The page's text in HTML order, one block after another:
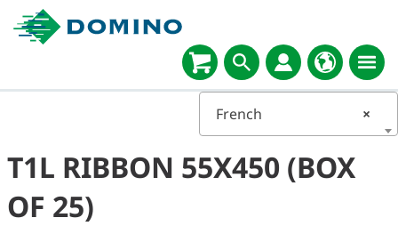
×
French
T1L RIBBON 55X450 (BOX
OF 25)